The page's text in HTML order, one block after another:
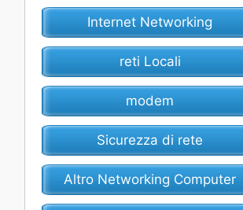
Internet Networking
reti Locali
modem
Sicurezza di rete
Altro Networking Computer